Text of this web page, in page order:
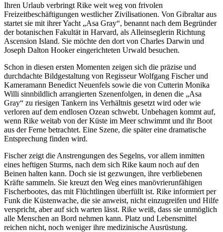
Ihren Urlaub verbringt Rike weit weg von frivolen
Freizeitbeschäftigungen westlicher Zivilisationen. Von Gibraltar aus
startet sie mit ihrer Yacht „Asa Gray“, benannt nach dem Begründer
der botanischen Fakultät in Harvard, als Alleinseglerin Richtung
Ascension Island. Sie möchte den dort von Charles Darwin und
Joseph Dalton Hooker eingerichteten Urwald besuchen.
Schon in diesen ersten Momenten zeigen sich die präzise und
durchdachte Bildgestaltung von Regisseur Wolfgang Fischer und
Kameramann Benedict Neuenfels sowie die von Cutterin Monika
Willi sinnbildlich arrangierten Szenenfolgen, in denen die „Asa
Gray“ zu riesigen Tankern ins Verhältnis gesetzt wird oder wie
verloren auf dem endlosen Ozean schwebt. Unbehagen kommt auf,
wenn Rike weitab von der Küste im Meer schwimmt und ihr Boot
aus der Ferne betrachtet. Eine Szene, die später eine dramatische
Entsprechung finden wird.
Fischer zeigt die Anstrengungen des Segelns, vor allem inmitten
eines heftigen Sturms, nach dem sich Rike kaum noch auf den
Beinen halten kann. Doch sie ist gezwungen, ihre verbliebenen
Kräfte sammeln. Sie kreuzt den Weg eines manövrierunfähigen
Fischerbootes, das mit Flüchtlingen überfüllt ist. Rike informiert per
Funk die Küstenwache, die sie anweist, nicht einzugreifen und Hilfe
verspricht, aber auf sich warten lässt. Rike weiß, dass sie unmöglich
alle Menschen an Bord nehmen kann. Platz und Lebensmittel
reichen nicht, noch weniger ihre medizinische Ausrüstung.